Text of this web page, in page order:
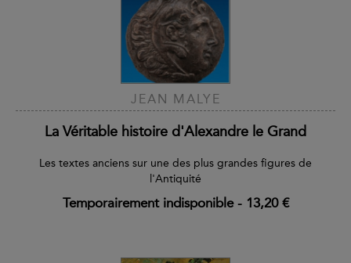
JEAN MALYE
La Véritable histoire d'Alexandre le Grand
Les textes anciens sur une des plus grandes figures de
l'Antiquité
Temporairement indisponible- 13,20 €